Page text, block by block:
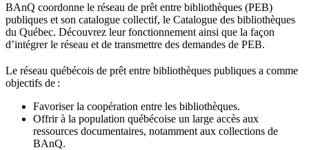
BAnQ coordonne le réseau de prêt entre bibliothèques (PEB)
publiques et son catalogue collectif, le Catalogue des bibliothèques
du Québec. Découvrez leur fonctionnement ainsi que la façon
d’intégrer le réseau et de transmettre des demandes de PEB.
Le réseau québécois de prêt entre bibliothèques publiques a comme
objectifs de :
Favoriser la coopération entre les bibliothèques.
Offrir à la population québécoise un large accès aux
ressources documentaires, notamment aux collections de
BAnQ.